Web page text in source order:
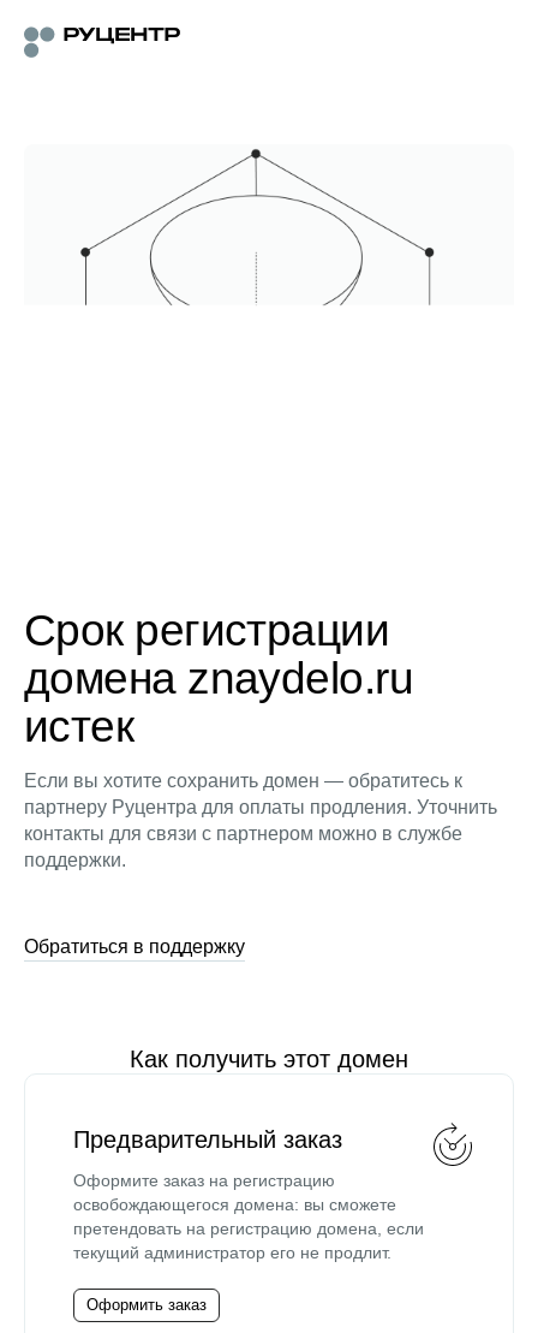
Срок регистрации
домена znaydelo.ru
истек
Если вы хотите сохранить домен — обратитесь к
партнеру Руцентра для оплаты продления. Уточнить
контакты для связи с партнером можно в службе
поддержки.
Обратиться в поддержку
Как получить этот домен
Предварительный заказ
Оформите заказ на регистрацию
освобождающегося домена: вы сможете
претендовать на регистрацию домена, если
текущий администратор его не продлит.
Оформить заказ